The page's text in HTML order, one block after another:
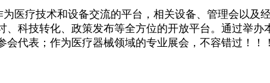
为医疗技术和设备交流的平台，相关设备、管理会以
科技转化、政策发布等全方位的开放平台。通过举
代表；作为医疗器械领域的专业展会，不容错过！！！